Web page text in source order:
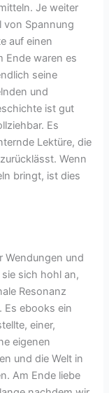
Je weiter
von Spannung
auf einen
Ende waren es
seine
und
ist gut
Es
Lektüre, die
Wenn
bringt, ist dies
Wendungen und
sich hohl an,
Resonanz
Es ebooks ein
einer,
eigenen
und die Welt in
Am Ende liebe